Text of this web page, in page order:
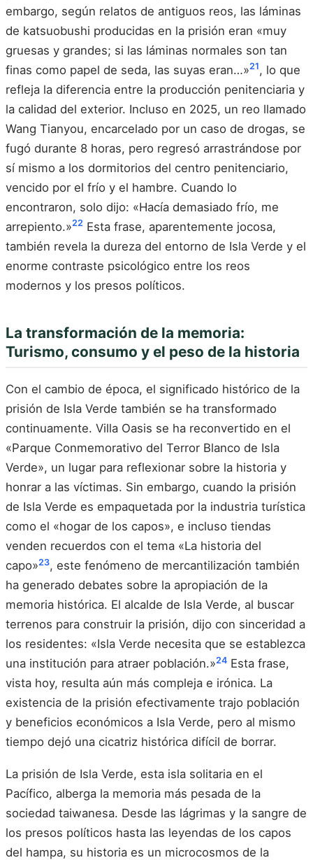
embargo, según relatos de antiguos reos, las láminas
de katsuobushi producidas en la prisión eran «muy
gruesas y grandes; si las láminas normales son tan
finas como papel de seda, las suyas eran…»21, lo que
refleja la diferencia entre la producción penitenciaria y
la calidad del exterior. Incluso en 2025, un reo llamado
Wang Tianyou, encarcelado por un caso de drogas, se
fugó durante 8 horas, pero regresó arrastrándose por
sí mismo a los dormitorios del centro penitenciario,
vencido por el frío y el hambre. Cuando lo
encontraron, solo dijo: «Hacía demasiado frío, me
arrepiento.»22 Esta frase, aparentemente jocosa,
también revela la dureza del entorno de Isla Verde y el
enorme contraste psicológico entre los reos
modernos y los presos políticos.
La transformación de la memoria:
Turismo, consumo y el peso de la historia
Con el cambio de época, el significado histórico de la
prisión de Isla Verde también se ha transformado
continuamente. Villa Oasis se ha reconvertido en el
«Parque Conmemorativo del Terror Blanco de Isla
Verde», un lugar para reflexionar sobre la historia y
honrar a las víctimas. Sin embargo, cuando la prisión
de Isla Verde es empaquetada por la industria turística
como el «hogar de los capos», e incluso tiendas
venden recuerdos con el tema «La historia del
capo»23, este fenómeno de mercantilización también
ha generado debates sobre la apropiación de la
memoria histórica. El alcalde de Isla Verde, al buscar
terrenos para construir la prisión, dijo con sinceridad a
los residentes: «Isla Verde necesita que se establezca
una institución para atraer población.»24 Esta frase,
vista hoy, resulta aún más compleja e irónica. La
existencia de la prisión efectivamente trajo población
y beneficios económicos a Isla Verde, pero al mismo
tiempo dejó una cicatriz histórica difícil de borrar.
La prisión de Isla Verde, esta isla solitaria en el
Pacífico, alberga la memoria más pesada de la
sociedad taiwanesa. Desde las lágrimas y la sangre de
los presos políticos hasta las leyendas de los capos
del hampa, su historia es un microcosmos de la